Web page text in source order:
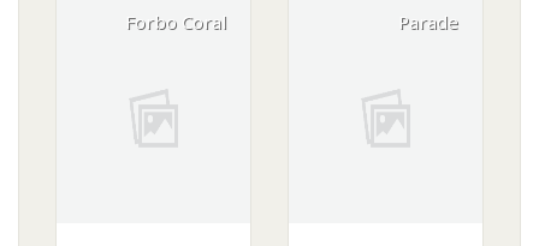
Forbo Coral Parade